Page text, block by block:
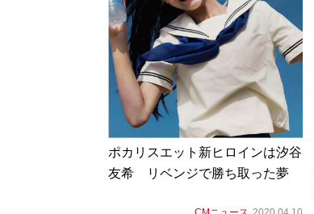
ポカリスエット新ヒロインは汐谷
友希 リベンジで勝ち取った夢